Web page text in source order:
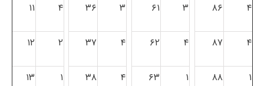
۴ ۸۶ ۳ ۶۱ ۳ ۳۶ ۴ ۱۱
۴ ۸۷ ۴ ۶۲ ۴ ۳۷ ۲ ۱۲
۱ ۸۸ ۱ ۶۳ ۴ ۳۸ ۱ ۱۳